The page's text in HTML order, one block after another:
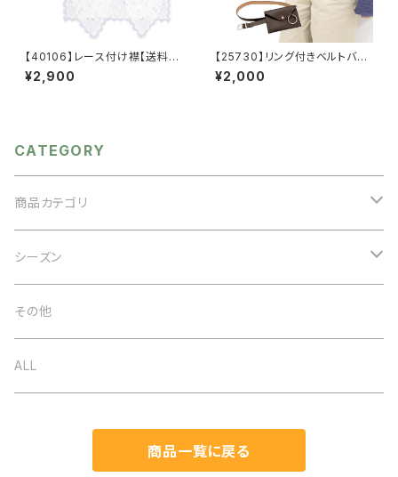
【40106】レース付け襟【送料無
料】トレンド ビッグつけ襟 フ
リーサイズ レースエリ カット
¥2,900
【25730】リング付きベルトバッ
グ【送料無料】ウエストバッグ
ミニバッグ ベルトポーチ ウエ
ラウン レッド
¥2,000
CATEGORY
商品カテゴリ
アクセサリー
ネックレス
イヤリング
バッグ
ベルト
シーズン
オケージョン
春夏
その他
ALL
商品一覧に戻る